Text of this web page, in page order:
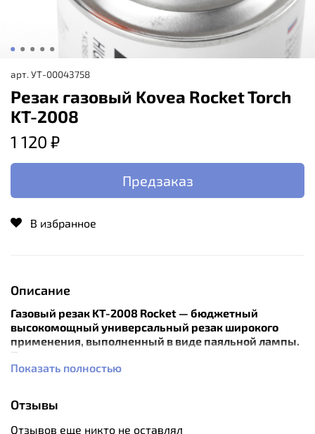
арт. УТ-00043758
Резак газовый Kovea Rocket Torch
KT-2008
1 120 ₽
Предзаказ
В избранное
Описание
Газовый резак KT-2008 Rocket — бюджетный
высокомощный универсальный резак широкого
применения, выполненный в виде паяльной лампы.
Предпочтительно использовать для технических
задач, где применима высокая огневая мощь.
Температура пламени достигает 1300 °C. Газовый
резак рассчитан для работы с высоким цанговым
газовым баллоном Kovea KGF-0220, не подходит для
Показать полностью
Отзывы
Отзывов еще никто не оставлял